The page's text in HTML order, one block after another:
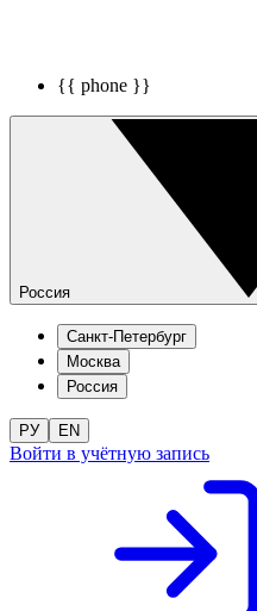
{{ phone }}
Россия
Санкт-Петербург
Москва
Россия
РУ EN
Войти в учётную запись